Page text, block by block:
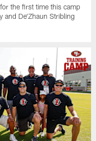
the first time this camp
and De'Zhaun Stribling